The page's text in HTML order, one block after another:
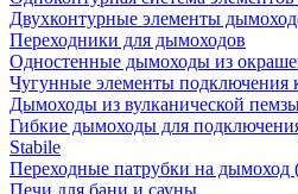
Двухконтурные элементы
Переходники для дымоходов
Одностенные дымоходы из
Чугунные элементы подключения
Дымоходы из вулканической
Гибкие дымоходы для
Stabile
Переходные патрубки на дымоход
Печи для бани и сауны